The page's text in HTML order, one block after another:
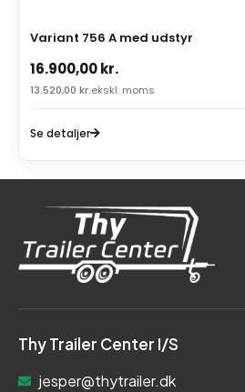
Variant 756 A med udstyr
16.900,00kr.
13.520,00 kr.ekskl. moms
Se detaljer
Thy Trailer Center I/S
jesper@thytrailer.dk